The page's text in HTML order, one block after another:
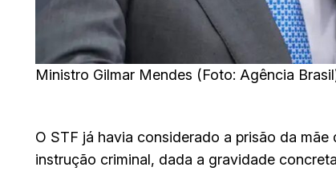
Ministro Gilmar Mendes (Foto: Agência
O STF já havia considerado a prisão da
instrução criminal, dada a gravidade